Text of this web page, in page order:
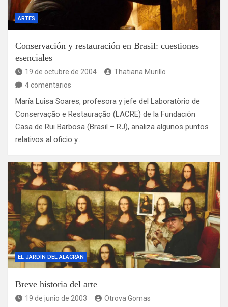
ARTES
Conservación y restauración en Brasil: cuestiones
esenciales
19 de octubre de 2004
Thatiana Murillo
4 comentarios
María Luisa Soares, profesora y jefe del Laboratòrio de
Conservação e Restauração (LACRE) de la Fundación
Casa de Rui Barbosa (Brasil – RJ), analiza algunos puntos
relativos al oficio y…
EL JARDÍN DEL ALACRÁN
Breve historia del arte
19 de junio de 2003
Otrova Gomas